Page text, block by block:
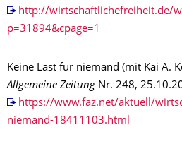
http://wirtschaftlichefreiheit.de/
p=31894&cpage=1
Keine Last für niemand (mit Kai A.
Allgemeine Zeitung Nr. 248,
https://www.faz.net/aktuell/
niemand-18411103.html